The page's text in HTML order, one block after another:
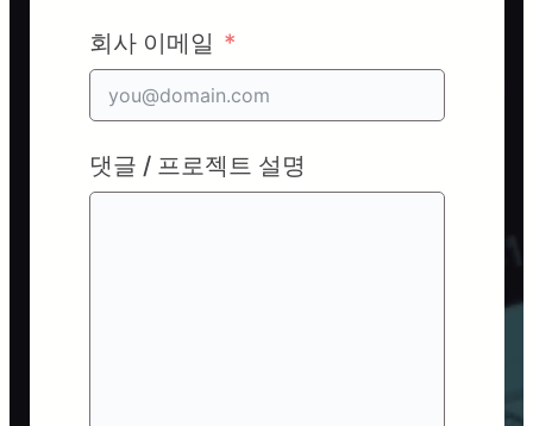
회사 이메일
댓글 / 프로젝트 설명